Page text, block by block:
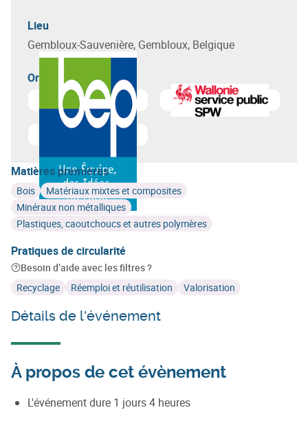
Lieu
Gembloux-Sauvenière, Gembloux, Belgique
Organisateur(s)
En savoir plus sur
Circular Wallonia
Matières premières
Bois
Matériaux mixtes et composites
Minéraux non métalliques
Plastiques, caoutchoucs et autres polymères
Pratiques de circularité
Besoin d’aide avec les filtres ?
Recyclage
Réemploi et réutilisation Valorisation
Détails de l'événement
À propos de cet évènement
L'événement dure 1 jours 4 heures